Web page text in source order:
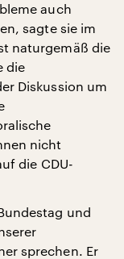
auch
sagte sie im
naturgemäß die
die
Diskussion um
nicht
die CDU-
und
sprechen. Er